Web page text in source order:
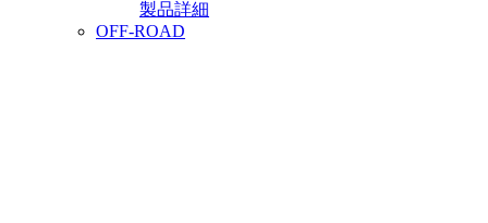
製品詳細
OFF-ROAD